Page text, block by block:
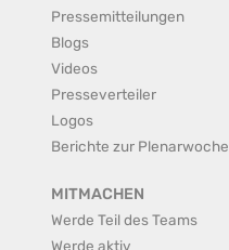
Pressemitteilungen
Blogs
Videos
Presseverteiler
Logos
Berichte zur Plenarwoche
MITMACHEN
Werde Teil des Teams
Werde aktiv